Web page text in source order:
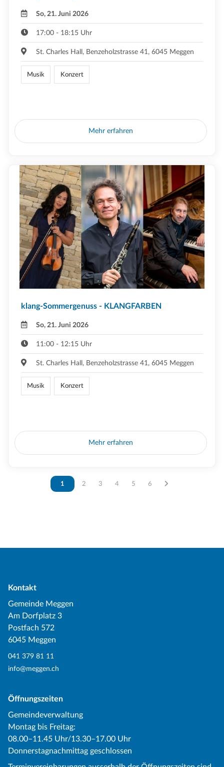
So, 21. Juni 2026
17:00 - 18:15 Uhr
St. Charles Hall, Benzeholzstrasse 41, 6045 Meggen
Musik Konzert
Mehr erfahren
klang-Sommergenuss - KLANGFARBEN
So, 21. Juni 2026
11:00 - 12:15 Uhr
St. Charles Hall, Benzeholzstrasse 41, 6045 Meggen
Musik Konzert
Mehr erfahren
Vous êtes sur la page
1 Vous êtes sur la page
2 Vous êtes sur la page
3 Vous êtes sur la page
4 Vous êtes sur la page
5 Vous êtes sur la page
6
Kontakt
Gemeinde Meggen
Am Dorfplatz 3
Postfach 572
6045 Meggen
041 379 81 11
info@meggen.ch
Öffnungszeiten
Gemeindeverwaltung
Montag bis Freitag:
08.00–11.45 Uhr/13.30–17.00 Uhr
Donnerstagnachmittag geschlossen